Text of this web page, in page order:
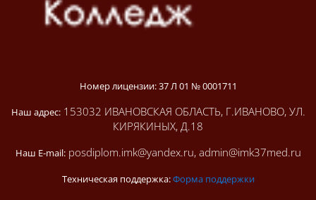
Номер лицензии: 37 Л 01 № 0001711
Наш адрес:153032 ИВАНОВСКАЯ ОБЛАСТЬ, Г.ИВАНОВО, УЛ.
КИРЯКИНЫХ, Д.18
Наш E-mail:posdiplom.imk@yandex.ru, admin@imk37med.ru
Техническая поддержка:Форма поддержки